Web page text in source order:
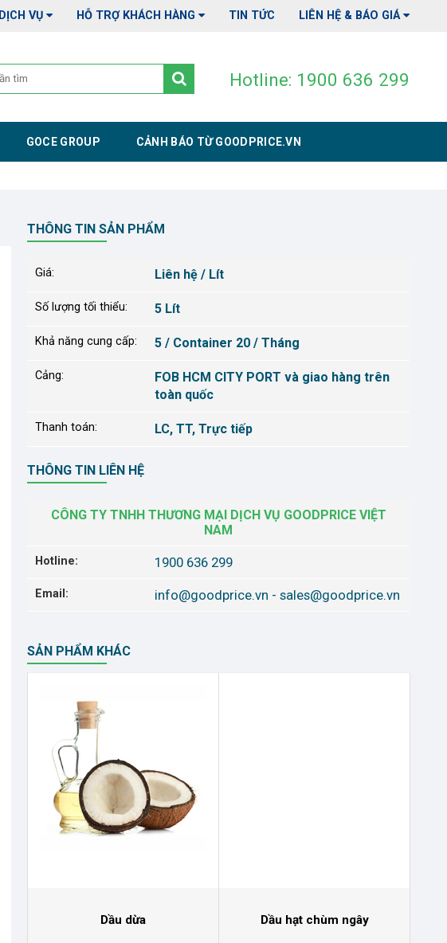
DỊCH VỤ HỖ TRỢ KHÁCH HÀNG TIN TỨC LIÊN HỆ & BÁO GIÁ
Hotline: 1900 636 299
GOCE GROUP CẢNH BÁO TỪ GOODPRICE.VN
THÔNG TIN SẢN PHẨM
Giá: Liên hệ / Lít
Số lượng tối thiểu: 5 Lít
Khả năng cung cấp: 5 / Container 20 / Tháng
Cảng:
FOB HCM CITY PORT và giao hàng trên
toàn quốc
Thanh toán: LC, TT, Trực tiếp
THÔNG TIN LIÊN HỆ
CÔNG TY TNHH THƯƠNG MẠI DỊCH VỤ GOODPRICE VIỆT
NAM
Hotline: 1900 636 299
Email: info@goodprice.vn - sales@goodprice.vn
SẢN PHẨM KHÁC
Dầu dừa Dầu hạt chùm ngây